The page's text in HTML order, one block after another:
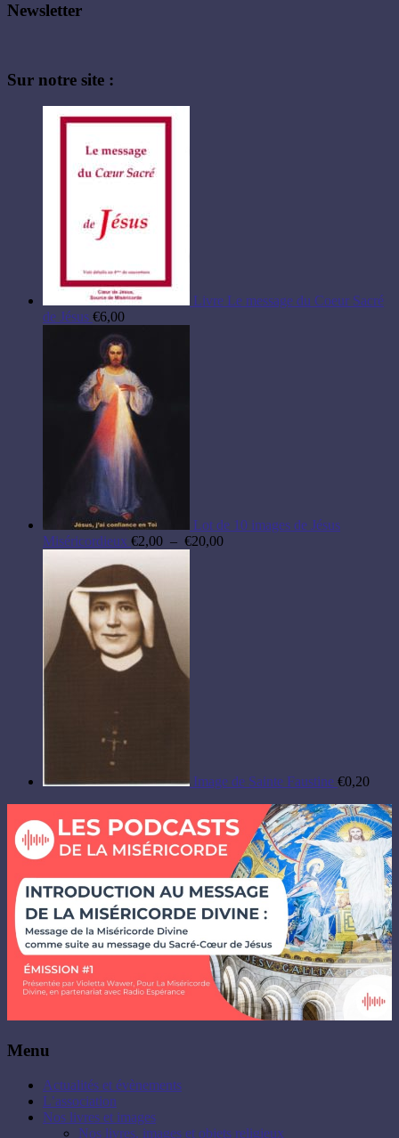
Newsletter
Sur notre site :
Livre Le message du Coeur Sacré
de Jésus €6,00
Lot de 10 images de Jésus
Miséricordieux €2,00 – €20,00Plage
Image de Sainte Faustine €0,20
Menu
Actualités et évènements
L’association
Nos livres et images
Nos livres, images et objets religieux